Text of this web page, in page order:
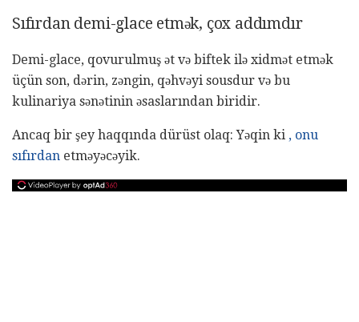
Sıfırdan demi-glace etmək, çox addımdır
Demi-glace, qovurulmuş ət və biftek ilə xidmət etmək
üçün son, dərin, zəngin, qəhvəyi sousdur və bu
kulinariya sənətinin əsaslarından biridir.
Ancaq bir şey haqqında dürüst olaq: ​​Yəqin ki , onu
sıfırdan etməyəcəyik.